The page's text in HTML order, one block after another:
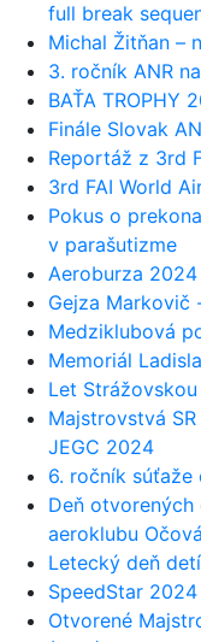
full break
Michal Žitňan –
3. ročník ANR
BAŤA TROPHY
Finále Slovak
Reportáž z 3rd
3rd FAI World
Pokus o
v parašutizme
Aeroburza 2024
Gejza Markovič
Medziklubová
Memoriál
Let
Majstrovstvá
JEGC 2024
6. ročník súťaže
Deň
aeroklubu Očová
Letecký deň
SpeedStar 2024
Otvorené